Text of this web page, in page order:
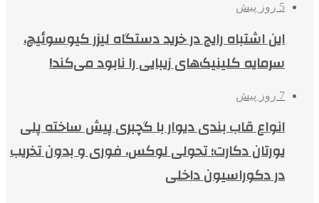
5 روز پیش
این اشتباه رایج در خرید دستگاه لیزر کیوسوئیچ،
سرمایه کلینیک‌های زیبایی را نابود می‌کند!
7 روز پیش
انواع قاب بندی دیوار با گچبری پیش ساخته پلی
یورتان دکارت؛ تحولی لوکس، فوری و بدون تخریب
در دکوراسیون داخلی